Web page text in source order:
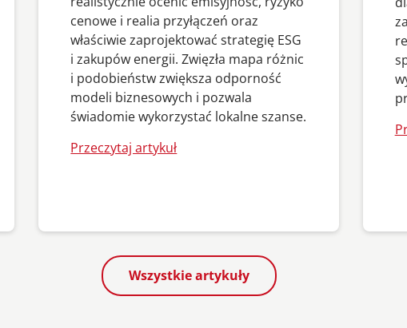
cenowe i realia przyłączeń oraz
właściwie zaprojektować strategię ESG
i zakupów energii. Zwięzła mapa różnic
i podobieństw zwiększa odporność
modeli biznesowych i pozwala
świadomie wykorzystać lokalne szanse.
Przeczytaj artykuł
Wszystkie artykuły